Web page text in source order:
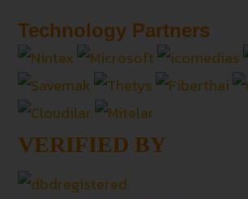
Technology Partners
VERIFIED BY